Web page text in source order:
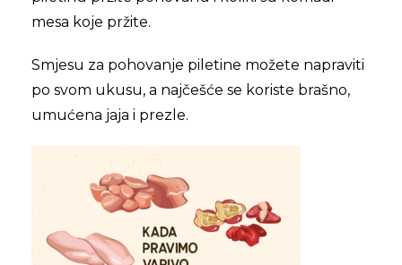
mesa koje pržite.
Smjesu za pohovanje piletine možete napraviti
po svom ukusu, a najčešće se koriste brašno,
umućena jaja i prezle.